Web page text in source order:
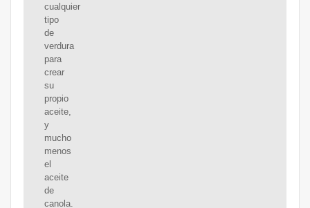
cualquier
tipo
de
verdura
para
crear
su
propio
aceite,
y
mucho
menos
el
aceite
de
canola.